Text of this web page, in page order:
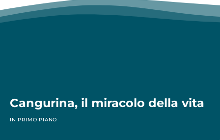
Cangurina, il miracolo della vita
IN PRIMO PIANO